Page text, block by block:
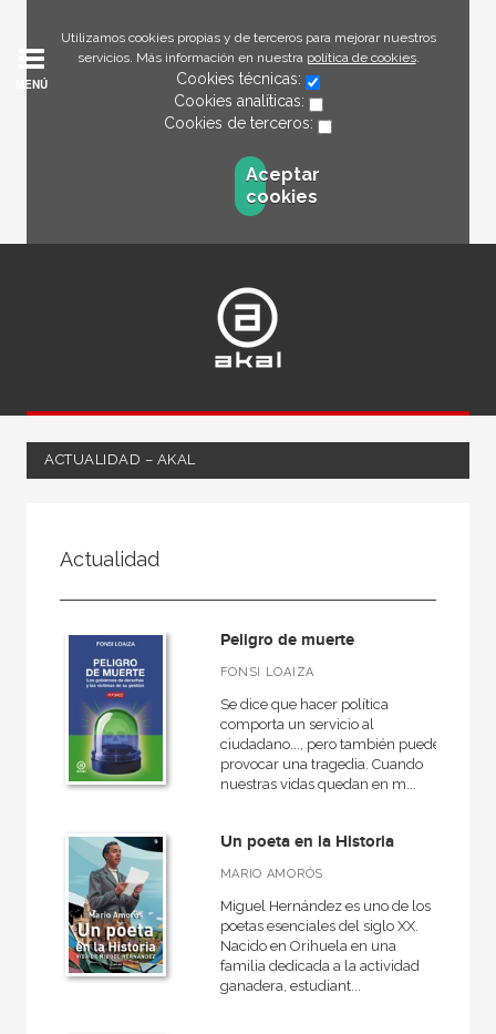
Utilizamos cookies propias y de terceros para mejorar nuestros
servicios. Más información en nuestra política de cookies.
Cookies técnicas:
Cookies analíticas:
Cookies de terceros:
Aceptar
cookies
MENÚ
ACTUALIDAD – AKAL
Actualidad
MATERIAS
Historia
Religión
Biografías y memorias
Política
Economía
Actualidad
Peligro de muerte
FONSI LOAIZA
Se dice que hacer política
comporta un servicio al
ciudadano..., pero también puede
provocar una tragedia. Cuando
nuestras vidas quedan en m...
Un poeta en la Historia
MARIO AMORÓS
Miguel Hernández es uno de los
poetas esenciales del siglo XX.
Nacido en Orihuela en una
familia dedicada a la actividad
ganadera, estudiant...